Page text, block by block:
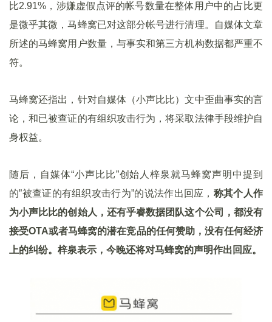
比2.91%，涉嫌虚假点评的帐号数量在整体用户中的占比更
是微乎其微，马蜂窝已对这部分帐号进行清理。自媒体文章
所述的马蜂窝用户数量，与事实和第三方机构数据都严重不
符。
马蜂窝还指出，针对自媒体（小声比比）文中歪曲事实的言
论，和已被查证的有组织攻击行为，将采取法律手段维护自
身权益。
随后，自媒体“小声比比”创始人梓泉就马蜂窝声明中提到
的”被查证的有组织攻击行为”的说法作出回应， 称其个人作
为小声比比的创始人，还有乎睿数据团队这个公司，都没有
接受OTA或者马蜂窝的潜在竞品的任何赞助，没有任何经济
上的纠纷。梓泉表示，今晚还将对马蜂窝的声明作出回应。